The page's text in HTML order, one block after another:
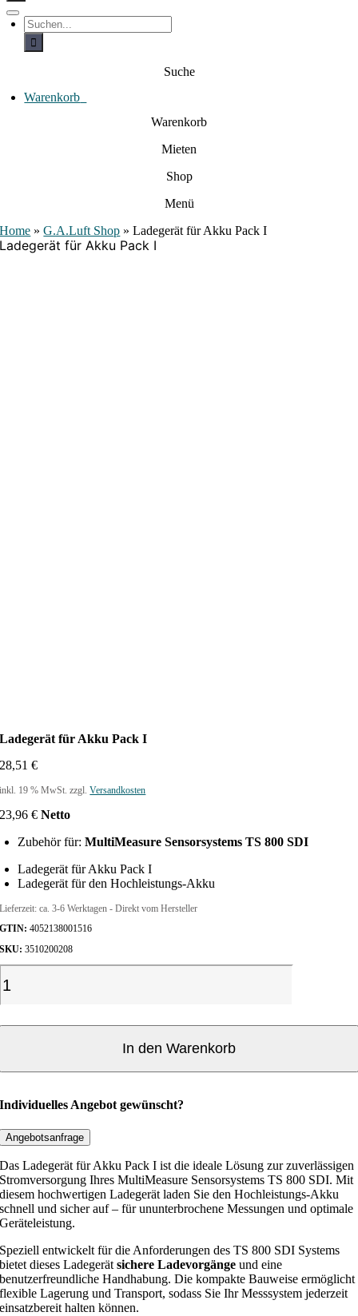
hT
o
a
S
u
h
c
h
Suche
Warenkorb
Warenkorb
Mieten
Shop
Menü
Home »G.A.Luft Shop »Ladegerät für Akku Pack I
Ladegerät für Akku Pack I
Ladegerät für Akku Pack I
28,51€
inkl. 19 % MwSt. zzgl.Versandkosten
23,96€ Netto
Zubehör für: MultiMeasure Sensorsystems TS 800 SDI
Ladegerät für Akku Pack I
Ladegerät für den Hochleistungs-Akku
Lieferzeit:ca. 3-6 Werktagen - Direkt vom Hersteller
GTIN: 4052138001516
SKU: 3510200208
In den Warenkorb
Individuelles Angebot gewünscht?
Angebotsanfrage
Das Ladegerät für Akku Pack I ist die ideale Lösung zur zuverlässigen
Stromversorgung Ihres MultiMeasure Sensorsystems TS 800 SDI. Mit
diesem hochwertigen Ladegerät laden Sie den Hochleistungs-Akku
schnell und sicher auf – für ununterbrochene Messungen und optimale
Geräteleistung.
Speziell entwickelt für die Anforderungen des TS 800 SDI Systems
bietet dieses Ladegerätsichere Ladevorgänge und eine
benutzerfreundliche Handhabung. Die kompakte Bauweise ermöglicht
flexible Lagerung und Transport, sodass Sie Ihr Messsystem jederzeit
einsatzbereit halten können.